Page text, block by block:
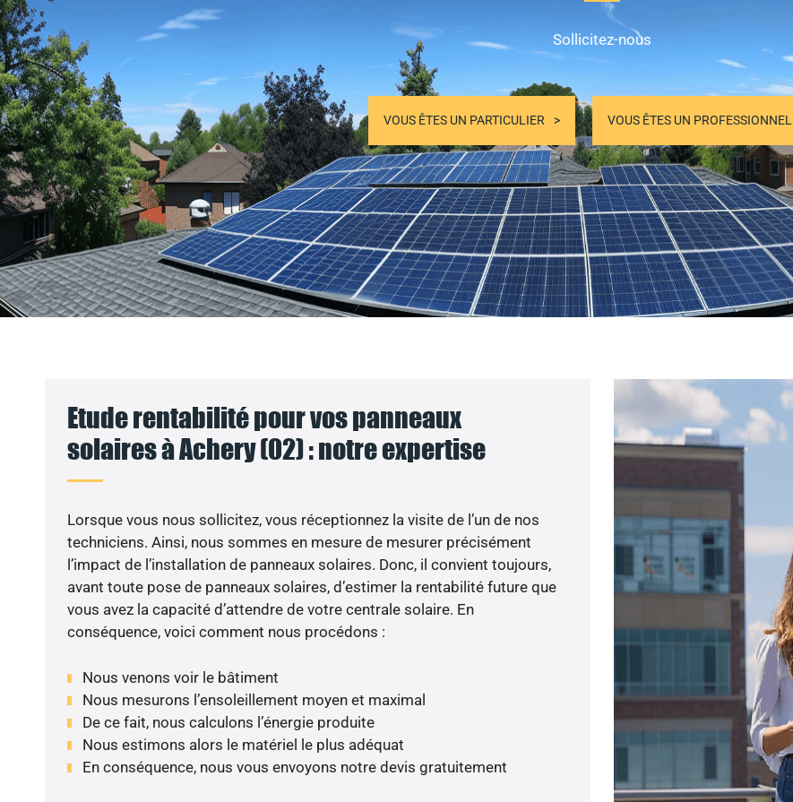
Sollicitez-nous
VOUS ÊTES UN PARTICULIER VOUS ÊTES UN PROFESSIONNEL
Etude rentabilité pour vos panneaux
solaires à Achery (02) : notre expertise
Lorsque vous nous sollicitez, vous réceptionnez la visite de l’un de nos
techniciens. Ainsi, nous sommes en mesure de mesurer précisément
l’impact de l’installation de panneaux solaires. Donc, il convient toujours,
avant toute pose de panneaux solaires, d’estimer la rentabilité future que
vous avez la capacité d’attendre de votre centrale solaire. En
conséquence, voici comment nous procédons :
Nous venons voir le bâtiment
Nous mesurons l’ensoleillement moyen et maximal
De ce fait, nous calculons l’énergie produite
Nous estimons alors le matériel le plus adéquat
En conséquence, nous vous envoyons notre devis gratuitement